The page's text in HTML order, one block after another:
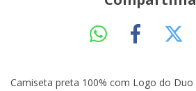
Camiseta preta 100% com Logo do Duo